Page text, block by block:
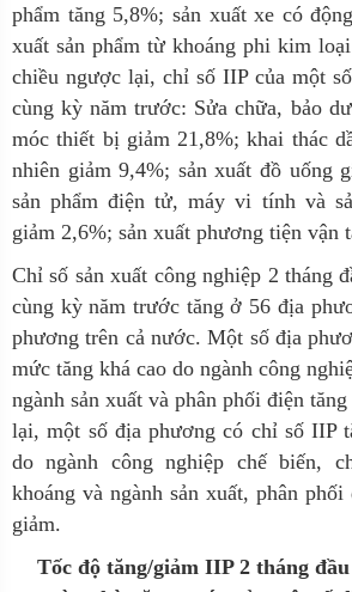
phẩm tăng 5,8%; sản xuất xe có
xuất sản phẩm từ khoáng phi kim
chiều ngược lại, chỉ số IIP của một
cùng kỳ năm trước: Sửa chữa, bảo
móc thiết bị giảm 21,8%;khai thác
nhiên giảm 9,4%; sản xuất đồ uống
sản phẩm điện tử, máy vi tính và
giảm 2,6%; sản xuất phương tiện vận
Chỉ số sản xuất công nghiệp 2 tháng
cùng kỳ năm trước tăng ở 56 địa
phương trên cả nước. Một số địa
mức tăng khá cao do ngành công
ngành sản xuất và phân phối điện
lại, một số địa phương có chỉ số IIP
do ngành công nghiệp chế biến,
khoáng và ngành sản xuất, phân
giảm.
Tốc độ tăng/giảm IIP 2 tháng đầu